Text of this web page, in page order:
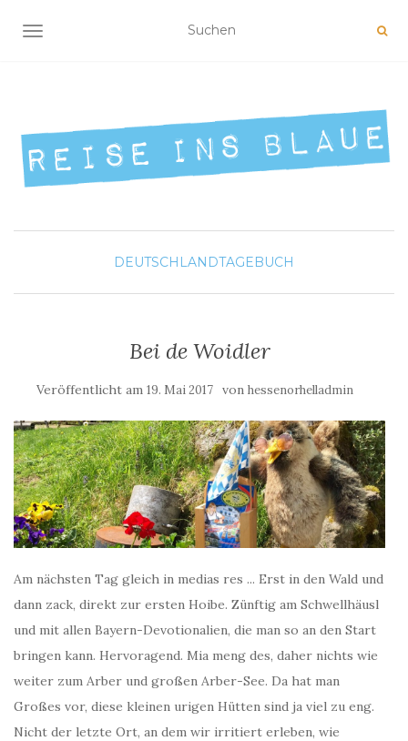
NAVIGATION UMSCHALTEN
DEUTSCHLANDTAGEBUCH
Bei de Woidler
Veröffentlicht am 19. Mai 2017 von hessenorhelladmin
Am nächsten Tag gleich in medias res ... Erst in den Wald und
dann zack, direkt zur ersten Hoibe. Zünftig am Schwellhäusl
und mit allen Bayern-Devotionalien, die man so an den Start
bringen kann. Hervoragend. Mia meng des, daher nichts wie
weiter zum Arber und großen Arber-See. Da hat man
Großes vor, diese kleinen urigen Hütten sind ja viel zu eng.
Nicht der letzte Ort, an dem wir irritiert erleben, wie